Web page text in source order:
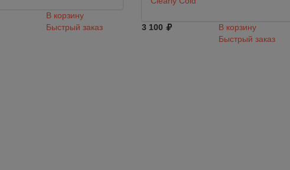
В корзину
Быстрый заказ
3 100
В корзину
Быстрый заказ